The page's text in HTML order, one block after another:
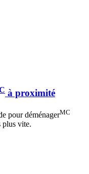
à proximité
pour déménagerMC
plus vite.